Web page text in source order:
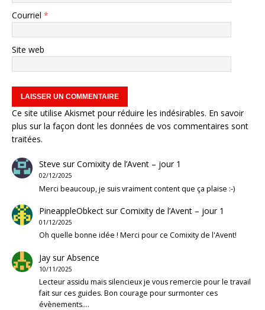
Courriel *
Site web
Ce site utilise Akismet pour réduire les indésirables. En savoir
plus sur la façon dont les données de vos commentaires sont
traitées.
Steve surComixity de l’Avent – jour 1
02/12/2025
Merci beaucoup, je suis vraiment content que ça plaise :-)
PineappleObkectsurComixity de l’Avent – jour 1
01/12/2025
Oh quelle bonne idée ! Merci pour ce Comixity de l'Avent!
JaysurAbsence
10/11/2025
Lecteur assidu mais silencieux je vous remercie pour le travail
fait sur ces guides. Bon courage pour surmonter ces
évènements.…